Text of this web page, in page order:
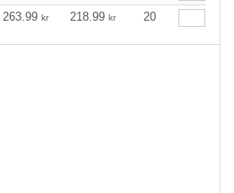
263.99 kr 218.99 kr 20